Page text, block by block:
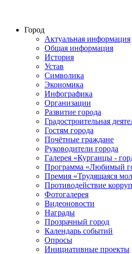
Город
Актуальная информация
Общая информация
История
Устав
Символика
Экономика
Инфографика
Организации
Развитие города
Градостроительная
Гостям города
Почётные граждане
Руководители города
Галерея «Курганцы -
Программа «Любимый
Премия «Трудящаяся
Противодействие
Фотогалерея
Видеоновости
Награды
Прозрачный город
Календарь событий
Опросы
Инициативные проекты